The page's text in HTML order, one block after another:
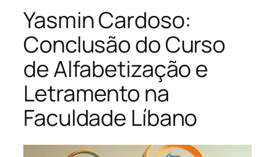
Yasmin Cardoso:
Conclusão do Curso
de Alfabetização e
Letramento na
Faculdade Líbano